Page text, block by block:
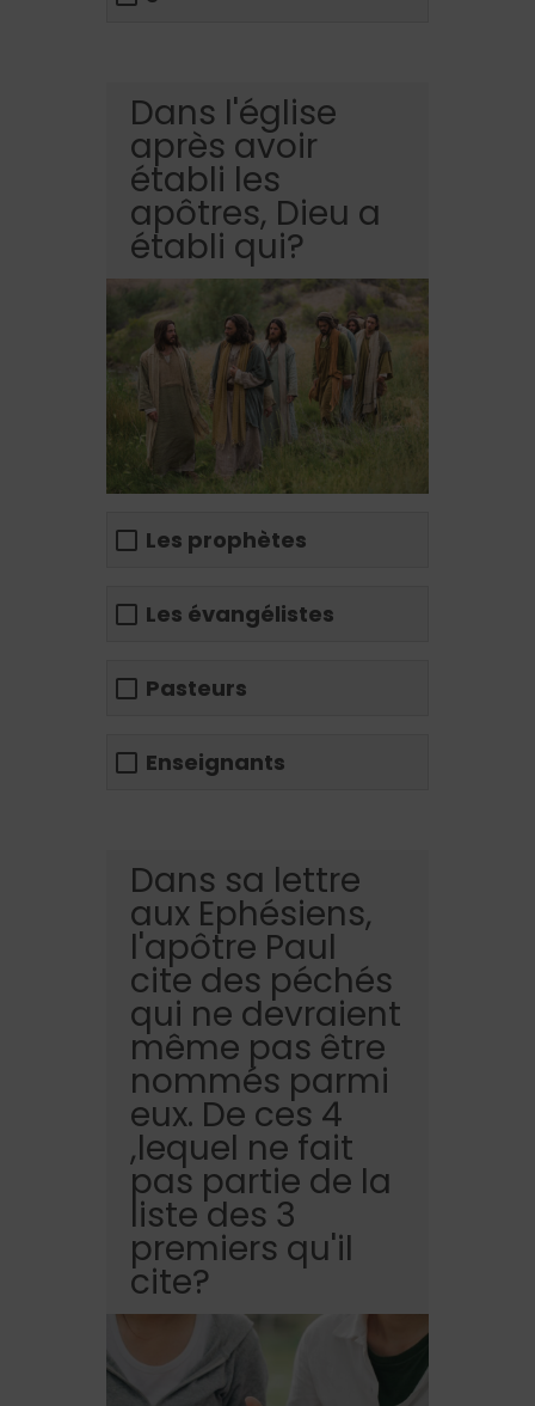
Dans l'église
après avoir
établi les
apôtres, Dieu a
établi qui?
Les prophètes
Les évangélistes
Pasteurs
Enseignants
Dans sa lettre
aux Ephésiens,
l'apôtre Paul
cite des péchés
qui ne devraient
même pas être
nommés parmi
eux. De ces 4
,lequel ne fait
pas partie de la
liste des 3
premiers qu'il
cite?